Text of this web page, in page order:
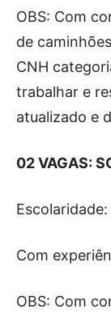
OBS: Com
de
CNH
trabalhar e
atualizado e
02 VAGAS:
Com
OBS: Com